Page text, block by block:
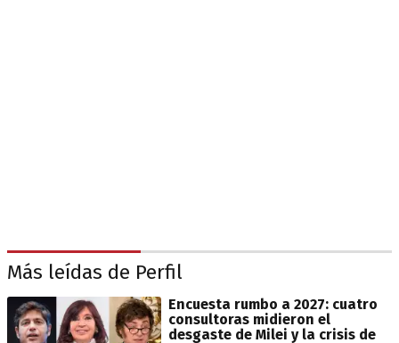
Más leídas de Perfil
Encuesta rumbo a 2027: cuatro
consultoras midieron el
desgaste de Milei y la crisis de